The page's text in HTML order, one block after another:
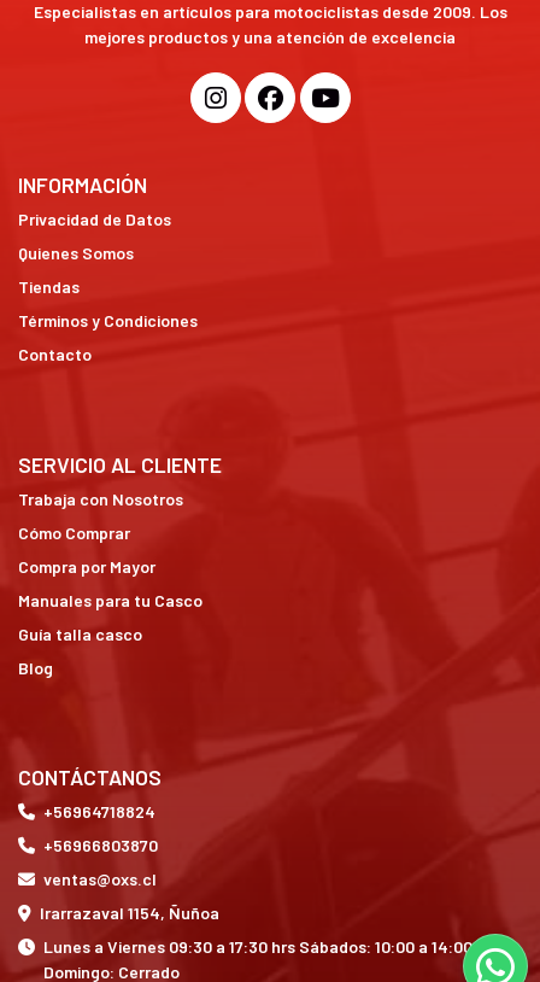
Especialistas en artículos para motociclistas desde 2009. Los
mejores productos y una atención de excelencia
INFORMACIÓN
Privacidad de Datos
Quienes Somos
Tiendas
Términos y Condiciones
Contacto
SERVICIO AL CLIENTE
Trabaja con Nosotros
Cómo Comprar
Compra por Mayor
Manuales para tu Casco
Guía talla casco
Blog
CONTÁCTANOS
+56964718824
+56966803870
ventas@oxs.cl
Irarrazaval 1154, Ñuñoa
Lunes a Viernes 09:30 a 17:30 hrs Sábados: 10:00 a 14:00 hrs
Domingo: Cerrado